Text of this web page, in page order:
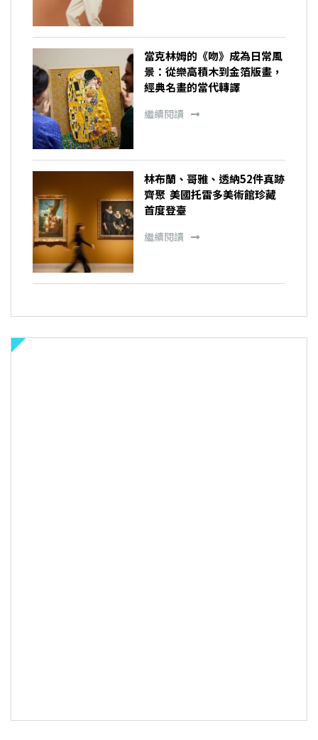
當克林姆的《吻》成為日常風
景：從樂高積木到金箔版畫，
經典名畫的當代轉譯
繼續閱讀
林布蘭、哥雅、透納52件真跡
齊聚 美國托雷多美術館珍藏
首度登臺
繼續閱讀